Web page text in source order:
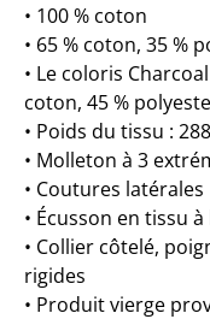
• 100 % coton
• 65 % coton, 35 %
• Le coloris
coton, 45 %
• Poids du tissu :
• Molleton à 3
• Coutures latérales
• Écusson en tissu à
• Collier côtelé,
rigides
• Produit vierge